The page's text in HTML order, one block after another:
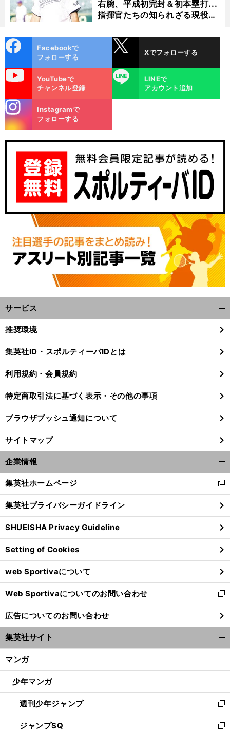
右腕、平成初完封＆初本塁打...
指揮官たちの知られざる現役時
代
ok
Facebookで
フォローする
Xでフォローする
YouTubeで
チャンネル登録
LINE
LINEで
アカウント追加
m
Instagramで
フォローする
サービス
閉
る
推奨環境
集英社ID・スポルティーバIDとは
利用規約・会員規約
特定商取引法に基づく表示・その他の事項
ブラウザプッシュ通知について
サイトマップ
企業情報
閉
る
集英社ホームページ
新
し
い
ウ
ィ
ン
ド
ウ
で
開
く
集英社プライバシーガイドライン
SHUEISHA Privacy Guideline
Setting of Cookies
web Sportivaについて
Web Sportivaについてのお問い合わせ
新
し
い
ウ
ィ
ン
ウ
開
く
広告についてのお問い合わせ
集英社サイト
マンガ
少年マンガ
週刊少年ジャンプ
新
し
い
ジャンプSQ
新